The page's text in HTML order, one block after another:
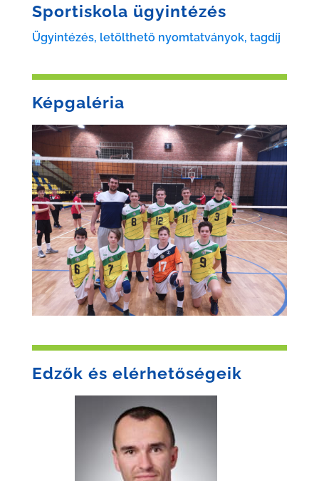
Sportiskola ügyintézés
Ügyintézés, letölthető nyomtatványok, tagdíj
Képgaléria
Edzők és elérhetőségeik